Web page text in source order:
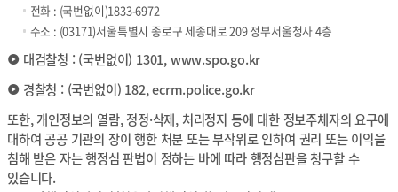
전화 : (국번없이)1833-6972
주소 : (03171)서울특별시 종로구 세종대로 209 정부서울청사 4층
대검찰청 : (국번없이) 1301,www.spo.go.kr
경찰청 : (국번없이) 182,ecrm.police.go.kr
또한, 개인정보의 열람, 정정·삭제, 처리정지 등에 대한 정보주체자의 요구에
대하여 공공 기관의 장이 행한 처분 또는 부작위로 인하여 권리 또는 이익을
침해 받은 자는 행정심 판법이 정하는 바에 따라 행정심판을 청구할 수
있습니다.